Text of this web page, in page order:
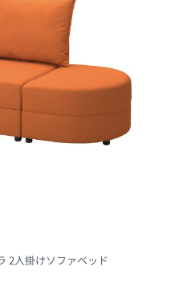
ト袋入り20個セ
ント
ト3点セット
ト2点セット
ード フリーザーバ
2人掛けソファベッド